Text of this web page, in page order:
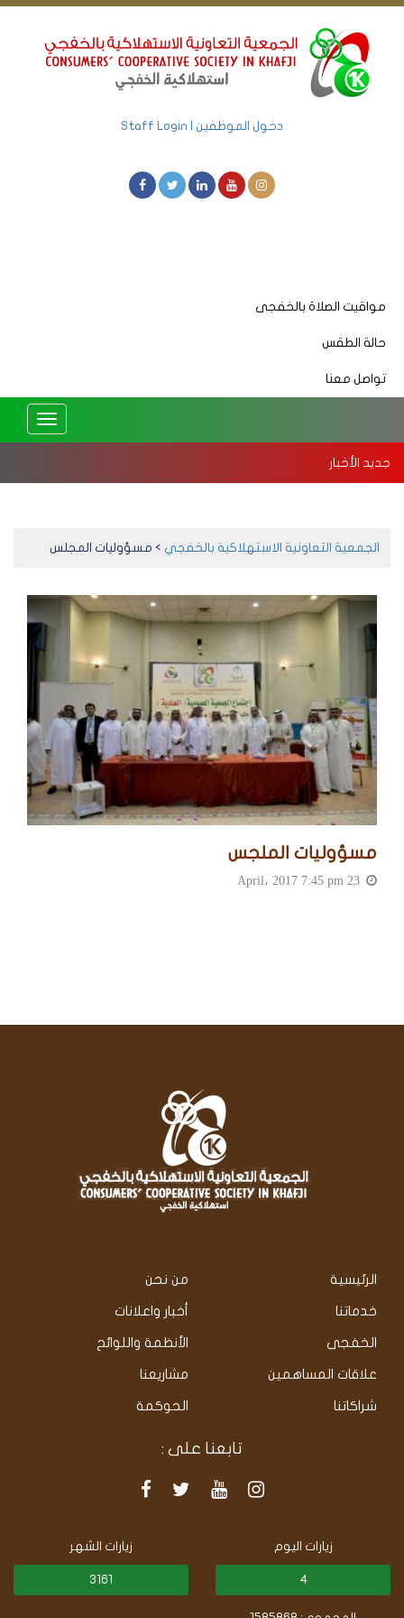
دخول الموظفين | Staff Login
مواقيت الصلاة بالخفجى
حالة الطقس
تواصل معنا
Toggle
جديد الأخبار
الجمعية التعاونية الاستهلاكية بالخفجي > مسؤوليات المجلس
مسؤوليات الملجس
23 April، 2017 7:45 pm
الرئيسية من نحن
خدماتنا أخبار واعلانات
الخفجى الأنظمة واللوائح
علاقات المساهمين مشاريعنا
شراكاتنا الحوكمة
تابعنا على :
زيارات اليوم
4
زيارات الشهر
3161